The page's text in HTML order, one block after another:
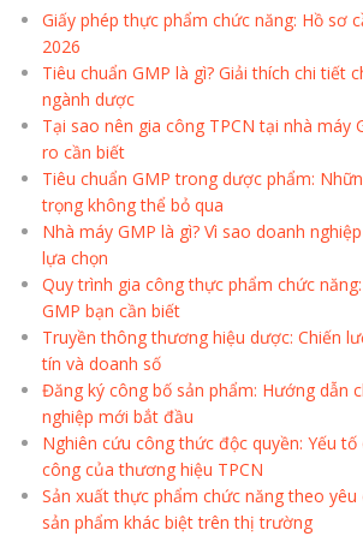
Giấy phép thực phẩm chức năng: Hồ sơ
2026
Tiêu chuẩn GMP là gì? Giải thích chi tiết
ngành dược
Tại sao nên gia công TPCN tại nhà máy
ro cần biết
Tiêu chuẩn GMP trong dược phẩm:
trọng không thể bỏ qua
Nhà máy GMP là gì? Vì sao doanh
lựa chọn
Quy trình gia công thực phẩm chức
GMP bạn cần biết
Truyền thông thương hiệu dược: Chiến
tín và doanh số
Đăng ký công bố sản phẩm: Hướng dẫn
nghiệp mới bắt đầu
Nghiên cứu công thức độc quyền: Yếu
công của thương hiệu TPCN
Sản xuất thực phẩm chức năng theo yêu
sản phẩm khác biệt trên thị trường